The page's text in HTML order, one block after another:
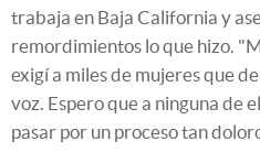
trabaja en Baja California y
remordimientos lo que hizo.
exigí a miles de mujeres que
voz. Espero que a ninguna de
pasar por un proceso tan